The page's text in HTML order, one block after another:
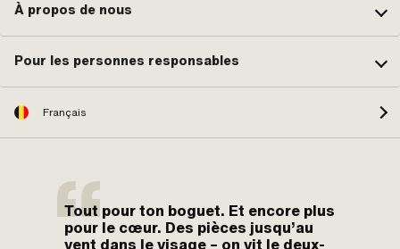
À propos de nous
Pour les personnes responsables
Français
Tout pour ton boguet. Et encore plus
pour le cœur. Des pièces jusqu’au
vent dans le visage – on vit le deux-